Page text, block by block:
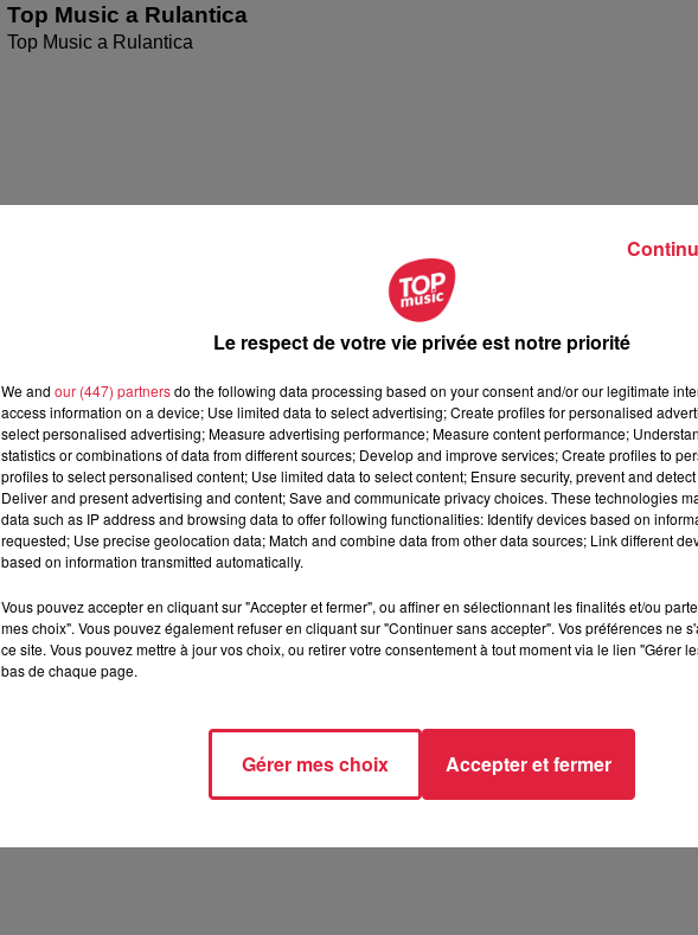
Top Music a Rulantica
Top Music a Rulantica
Vendredi 03 juillet 2026
Le respect de votre vie privée est notre priorité
We and our (447) partnersdo the following data processing based on your consent and/or our legitimate
access information on a device; Use limited data to select advertising; Create profiles for personalised
select personalised advertising; Measure advertising performance; Measure content performance;
statistics or combinations of data from different sources; Develop and improve services; Create profiles to
profiles to select personalised content; Use limited data to select content; Ensure security, prevent and
Deliver and present advertising and content; Save and communicate privacy choices. These technologies
data such as IP address and browsing data to offer following functionalities: Identify devices based on
requested; Use precise geolocation data; Match and combine data from other data sources; Link different
based on information transmitted automatically.
Vous pouvez accepter en cliquant sur "Accepter et fermer", ou affiner en sélectionnant les finalités et/ou
mes choix". Vous pouvez également refuser en cliquant sur "Continuer sans accepter". Vos préférences ne
ce site. Vous pouvez mettre à jour vos choix, ou retirer votre consentement à tout moment via le lien "Gérer
bas de chaque page.
Gérer mes choix Accepter et fermer